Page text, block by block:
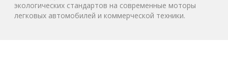
экологических стандартов на современные моторы
легковых автомобилей и коммерческой техники.